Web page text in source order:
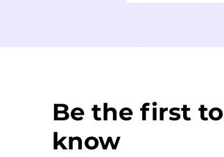
Be the first to
know